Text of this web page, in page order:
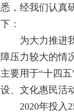
悉，经我们认真
下：
为大力推进我
障压力较大的情
主要用于“十四
设、文化惠民活
2020年投入